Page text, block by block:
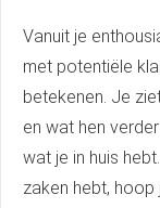
Vanuit je
met potentiële
betekenen. Je
en wat hen
wat je in huis
zaken hebt,